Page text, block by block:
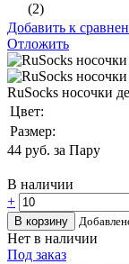
(2)
Добавить к
Отложить
RuSocks носочки
Цвет:
Размер:
44 руб. за Пару
В наличии
+
В корзину
Нет в наличии
Под заказ